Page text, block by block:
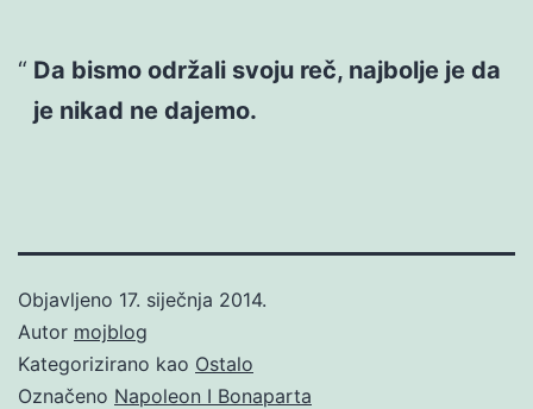
Da bismo održali svoju reč, najbolje je da
je nikad ne dajemo.
Objavljeno 17. siječnja 2014.
Autor mojblog
Kategorizirano kao Ostalo
Označeno Napoleon I Bonaparta